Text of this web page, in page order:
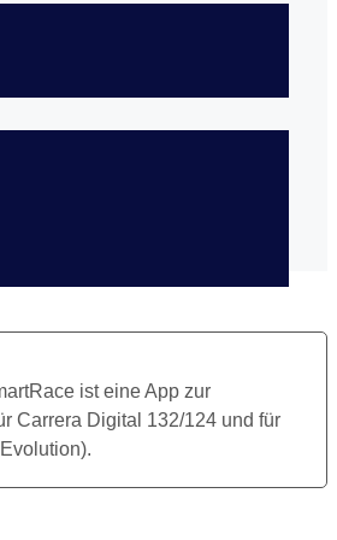
ist eine App zur
Carrera Digital 132/124 und für